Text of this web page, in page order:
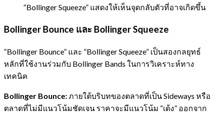
“Bollinger Squeeze” แสดงให้เห็นจุดกลับตัวที่อาจเกิดขึ้น
Bollinger Bounce และ Bollinger Squeeze
“Bollinger Bounce” และ “Bollinger Squeeze” เป็นสองกลยุทธ์
หลักที่ใช้งานร่วมกับ Bollinger Bands ในการวิเคราะห์ทาง
เทคนิค
Bollinger Bounce:ภายใต้บริบทของตลาดที่เป็น Sideways หรือ
ตลาดที่ไม่มีแนวโน้มชัดเจน ราคาจะมีแนวโน้ม “เด้ง” ออกจาก